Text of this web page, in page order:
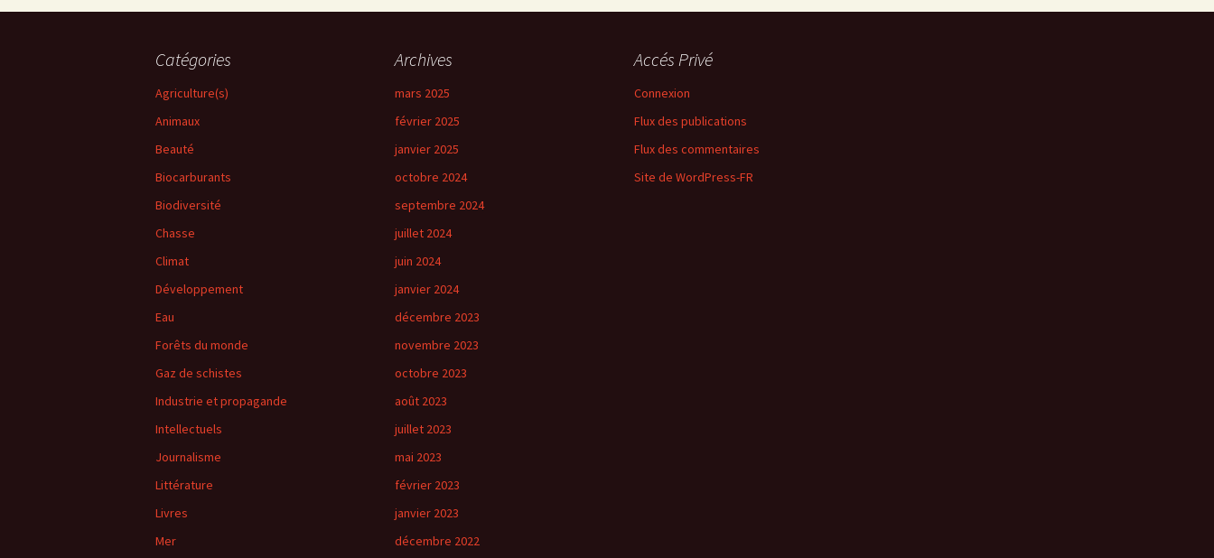
Catégories
Agriculture(s)
Animaux
Beauté
Biocarburants
Biodiversité
Chasse
Climat
Développement
Eau
Forêts du monde
Gaz de schistes
Industrie et propagande
Intellectuels
Journalisme
Littérature
Livres
Mer
Archives
mars 2025
février 2025
janvier 2025
octobre 2024
septembre 2024
juillet 2024
juin 2024
janvier 2024
décembre 2023
novembre 2023
octobre 2023
août 2023
juillet 2023
mai 2023
février 2023
janvier 2023
décembre 2022
Accés Privé
Connexion
Flux des publications
Flux des commentaires
Site de WordPress-FR